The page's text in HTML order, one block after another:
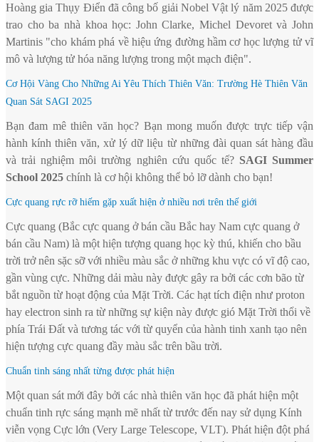
Hoàng gia Thụy Điển đã công bố giải Nobel Vật lý năm 2025 được
trao cho ba nhà khoa học: John Clarke, Michel Devoret và John
Martinis "cho khám phá về hiệu ứng đường hầm cơ học lượng tử vĩ
mô và lượng tử hóa năng lượng trong một mạch điện".
Cơ Hội Vàng Cho Những Ai Yêu Thích Thiên Văn: Trường Hè Thiên Văn
Quan Sát SAGI 2025
Bạn đam mê thiên văn học? Bạn mong muốn được trực tiếp vận
hành kính thiên văn, xử lý dữ liệu từ những đài quan sát hàng đầu
và trải nghiệm môi trường nghiên cứu quốc tế? SAGI Summer
School 2025 chính là cơ hội không thể bỏ lỡ dành cho bạn!
Cực quang rực rỡ hiếm gặp xuất hiện ở nhiều nơi trên thế giới
Cực quang (Bắc cực quang ở bán cầu Bắc hay Nam cực quang ở
bán cầu Nam) là một hiện tượng quang học kỳ thú, khiến cho bầu
trời trở nên sặc sỡ với nhiều màu sắc ở những khu vực có vĩ độ cao,
gần vùng cực. Những dải màu này được gây ra bởi các cơn bão từ
bắt nguồn từ hoạt động của Mặt Trời. Các hạt tích điện như proton
hay electron sinh ra từ những sự kiện này được gió Mặt Trời thổi về
phía Trái Đất và tương tác với từ quyển của hành tinh xanh tạo nên
hiện tượng cực quang đầy màu sắc trên bầu trời.
Chuẩn tinh sáng nhất từng được phát hiện
Một quan sát mới đây bởi các nhà thiên văn học đã phát hiện một
chuẩn tinh rực sáng mạnh mẽ nhất từ trước đến nay sử dụng Kính
viễn vọng Cực lớn (Very Large Telescope, VLT). Phát hiện đột phá